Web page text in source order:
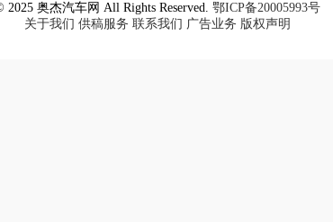
2025 奥杰汽车网 All Rights Reserved. 鄂ICP备20005993号
关于我们 供稿服务 联系我们 广告业务 版权声明